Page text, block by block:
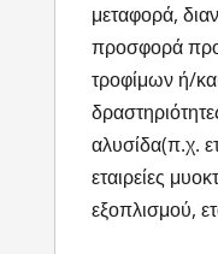
μεταφορά,
προσφορά
τροφίμων ή/
αλυσίδα(π.χ.
εταιρείες
εξοπλισμού,